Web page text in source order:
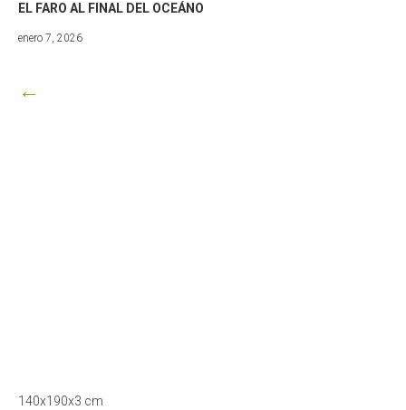
EL FARO AL FINAL DEL OCEÁNO
enero 7, 2026marzo
←
140x190x3 cm